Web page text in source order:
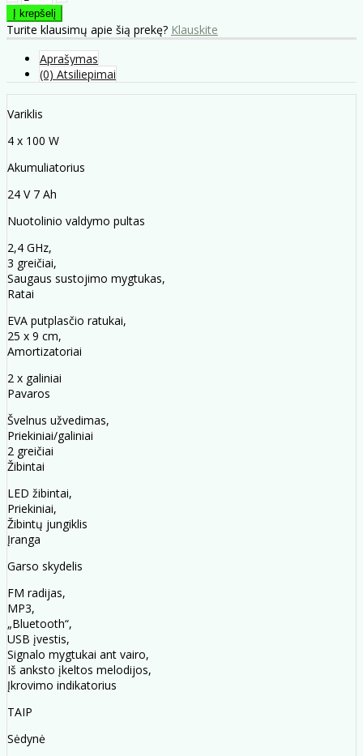
Turite klausimų apie šią prekę? Klauskite
Aprašymas
(0) Atsiliepimai
Variklis
4 x 100 W
Akumuliatorius
24 V 7 Ah
Nuotolinio valdymo pultas
2,4 GHz,
3 greičiai,
Saugaus sustojimo mygtukas,
Ratai
EVA putplasčio ratukai,
25 x 9 cm,
Amortizatoriai
2 x galiniai
Pavaros
Švelnus užvedimas,
Priekiniai/galiniai
2 greičiai
Žibintai
LED žibintai,
Priekiniai,
Žibintų jungiklis
Įranga
Garso skydelis
FM radijas,
MP3,
„Bluetooth“,
USB įvestis,
Signalo mygtukai ant vairo,
Iš anksto įkeltos melodijos,
Įkrovimo indikatorius
TAIP
Sėdynė